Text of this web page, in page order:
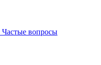
Частые вопросы